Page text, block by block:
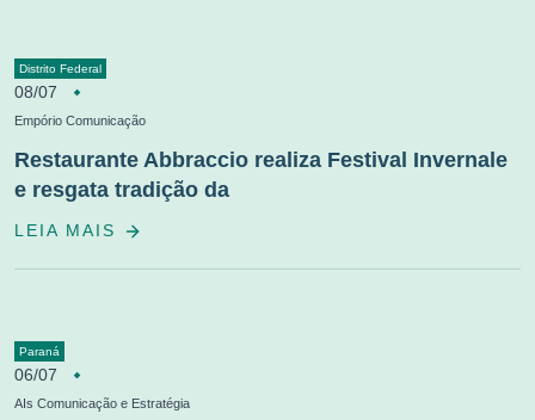
Distrito Federal
08/07
Empório Comunicação
Restaurante Abbraccio realiza Festival Invernale
e resgata tradição da
LEIA MAIS
Paraná
06/07
AIs Comunicação e Estratégia